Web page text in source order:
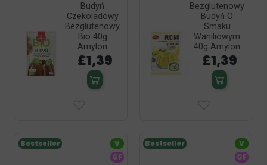
Budyń
Czekoladowy
Bezglutenowy
Bio 40g
Amylon
£1,39
Bezglutenowy
Budyń O
Smaku
Waniliowym
40g Amylon
£1,39
Bestseller
V
GF
Bestseller
V
GF